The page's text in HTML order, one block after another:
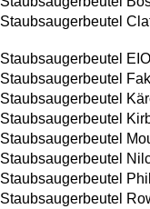
Staubsaugerbeutel
Staubsaugerbeutel
Staubsaugerbeutel
Staubsaugerbeutel
Staubsaugerbeutel
Staubsaugerbeutel
Staubsaugerbeutel
Staubsaugerbeutel
Staubsaugerbeutel